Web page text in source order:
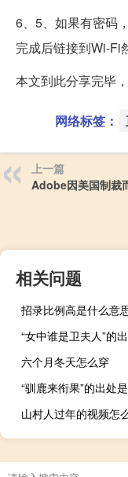
6、5、如果有密码
完成后链接到Wi-Fi
本文到此分享完毕
网络标签：
上一篇
Adobe因美国制裁
相关问题
招录比例高是什么意
“女中谁是卫夫人”的
六个月冬天怎么穿
“驯鹿来衔果”的出处
山村人过年的视频怎